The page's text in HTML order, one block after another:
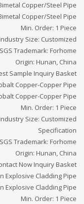
Copper/Steel Pipe
Copper/Steel Pipe
Min. Order: 1 Piece
Size: Customized
Trademark: Forhome
Origin: Hunan, China
Sample Inquiry Basket
Copper-Copper Pipe
Copper-Copper Pipe
Min. Order: 1 Piece
Size: Customized
Specification
Trademark: Forhome
Origin: Hunan, China
Now Inquiry Basket
Explosive Cladding Pipe
Explosive Cladding Pipe
Min. Order: 1 Piece